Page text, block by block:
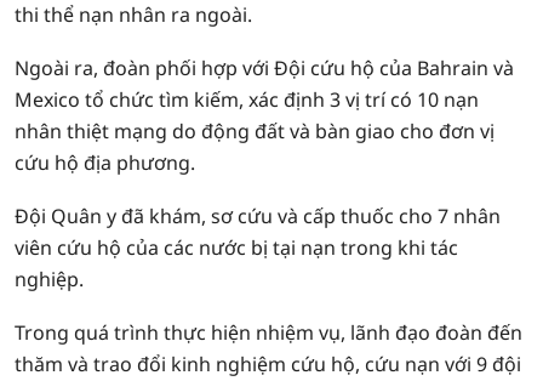
thi thể nạn nhân ra ngoài.
Ngoài ra, đoàn phối hợp với Đội cứu hộ của Bahrain và
Mexico tổ chức tìm kiếm, xác định 3 vị trí có 10 nạn
nhân thiệt mạng do động đất và bàn giao cho đơn vị
cứu hộ địa phương.
Đội Quân y đã khám, sơ cứu và cấp thuốc cho 7 nhân
viên cứu hộ của các nước bị tại nạn trong khi tác
nghiệp.
Trong quá trình thực hiện nhiệm vụ, lãnh đạo đoàn đến
thăm và trao đổi kinh nghiệm cứu hộ, cứu nạn với 9 đội